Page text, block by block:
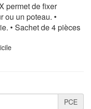
permet de fixer
ou un poteau. •
• Sachet de 4 pièces
PCE